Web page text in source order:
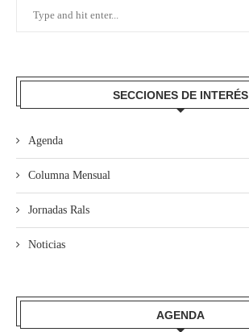
SECCIONES DE INTERÉS
Agenda
Columna Mensual
Jornadas Rals
Noticias
AGENDA